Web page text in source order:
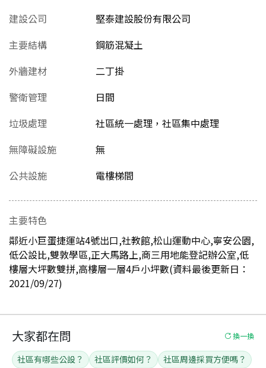
建設公司
堅泰建設股份有限公司
主要結構
鋼筋混凝土
外牆建材
二丁掛
警衛管理
日間
垃圾處理
社區統一處理，社區集中處理
無障礙設施
無
公共設施
電樓梯間
主要特色
鄰近小巨蛋捷運站4號出口,社教館,松山運動中心,寧安公園,
低公設比,雙敦學區,正大馬路上,商三用地能登記辦公室,低
樓層大坪數雙拼,高樓層一層4戶小坪數(資料最後更新日：
2021/09/27)
大家都在問 換一換
社區有哪些公設？ 社區評價如何？
社區周邊採買方便嗎？